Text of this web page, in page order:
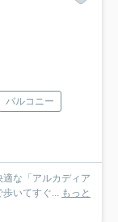
バルコニー
な「アルカディア
いてすぐ... もっと